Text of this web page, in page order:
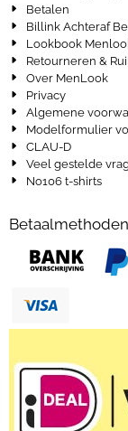
Betalen
Billink Achteraf
Lookbook
Retourneren &
Over MenLook
Privacy
Algemene
Modelformulier
CLAU-D
Veel gestelde
No106 t-shirts
Betaalmethoden